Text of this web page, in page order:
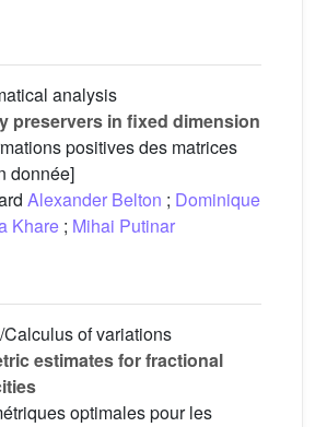
analysis
preservers in fixed dimension
positives des matrices
donnée]
Alexander Belton ; Dominique
Khare ; Mihai Putinar
of variations
estimates for fractional
optimales pour les